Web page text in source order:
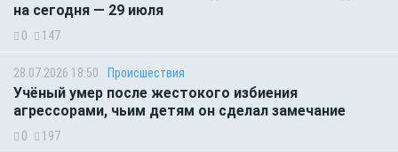
на сегодня — 29 июля
0 147
28.07.2026 18:50 Происшествия
Учёный умер после жестокого избиения
агрессорами, чьим детям он сделал замечание
0 197